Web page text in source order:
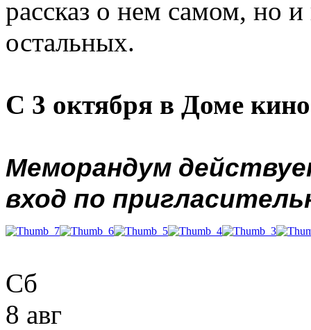
рассказ о нем самом, но
остальных.
С 3 октября в Доме
Меморандум
вход по
Сб
8 авг